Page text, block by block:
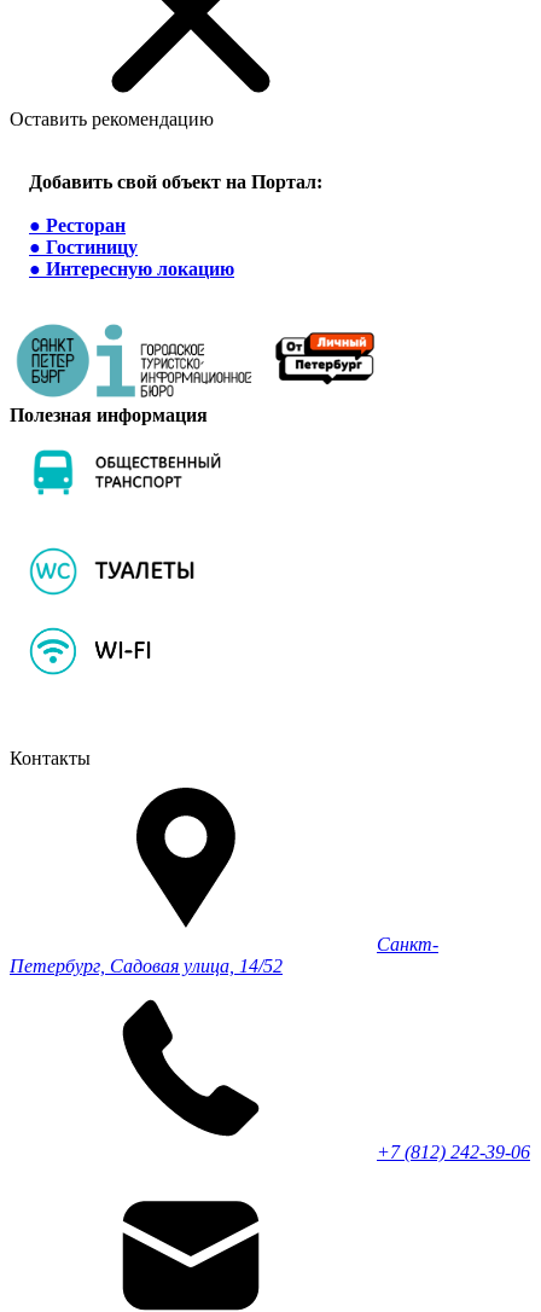
Оставить рекомендацию
Добавить свой объект на Портал:
● Ресторан
● Гостиницу
● Интересную локацию
Полезная информация
Контакты
Санкт-
Петербург, Садовая улица, 14/52
+7 (812) 242-39-06